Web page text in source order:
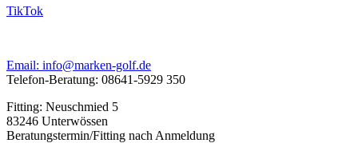
TikTok
Email: info@marken-golf.de
Telefon-Beratung: 08641-5929 350
Fitting: Neuschmied 5
83246 Unterwössen
Beratungstermin/Fitting nach Anmeldung